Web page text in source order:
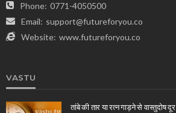
Phone: 0771-4050500
Email: support@futureforyou.co
Website: www.futureforyou.co
VASTU
तांबे की तार या रत्न गाड़ने से वास्तुदोष